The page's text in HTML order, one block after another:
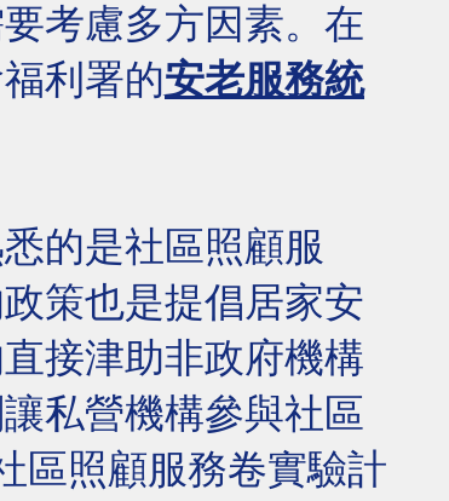
考慮多方因素。在
利署的安老服務統
的是社區照顧服
策也是提倡居家安
接津助非政府機構
私營機構參與社區
區照顧服務卷實驗計